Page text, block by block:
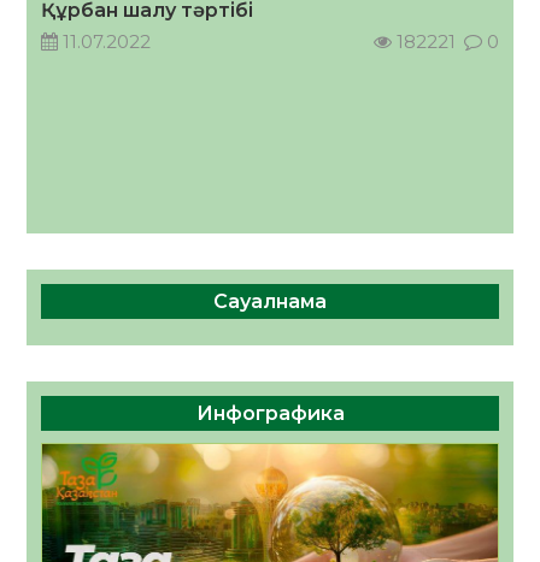
05.08.2026
Құрбан шалу тәртібі
11.07.2022
182221 0
Сауалнама
Инфографика